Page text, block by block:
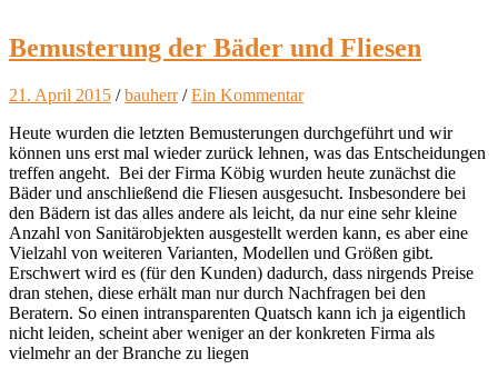
Bemusterung der Bäder und Fliesen
21. April 2015 /bauherr /Ein Kommentar
Heute wurden die letzten Bemusterungen durchgeführt und wir
können uns erst mal wieder zurück lehnen, was das Entscheidungen
treffen angeht. Bei der Firma Köbig wurden heute zunächst die
Bäder und anschließend die Fliesen ausgesucht. Insbesondere bei
den Bädern ist das alles andere als leicht, da nur eine sehr kleine
Anzahl von Sanitärobjekten ausgestellt werden kann, es aber eine
Vielzahl von weiteren Varianten, Modellen und Größen gibt.
Erschwert wird es (für den Kunden) dadurch, dass nirgends Preise
dran stehen, diese erhält man nur durch Nachfragen bei den
Beratern. So einen intransparenten Quatsch kann ich ja eigentlich
nicht leiden, scheint aber weniger an der konkreten Firma als
vielmehr an der Branche zu liegen